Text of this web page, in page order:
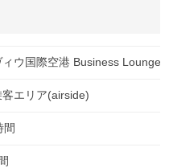
ィウ国際空港 Business Lounge
客エリア(airside)
間